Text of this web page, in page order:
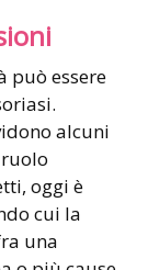
può essere
alcuni
oggi è
cui la
una